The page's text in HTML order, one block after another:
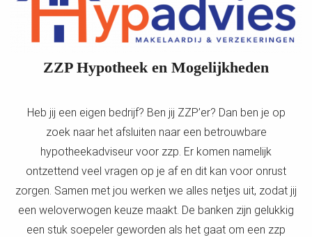
ZZP Hypotheek en Mogelijkheden
Heb jij een eigen bedrijf? Ben jij ZZP’er? Dan ben je op
zoek naar het afsluiten naar een betrouwbare
hypotheekadviseur voor zzp. Er komen namelijk
ontzettend veel vragen op je af en dit kan voor onrust
zorgen. Samen met jou werken we alles netjes uit, zodat jij
een weloverwogen keuze maakt. De banken zijn gelukkig
een stuk soepeler geworden als het gaat om een zzp